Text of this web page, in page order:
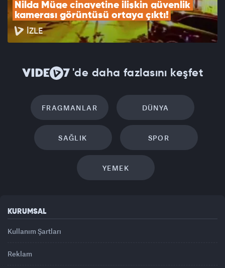
Nilda Müge cinayetine ilişkin güvenlik
kamerası görüntüsü ortaya çıktı!
İZLE
'de daha fazlasını keşfet
FRAGMANLAR DÜNYA
SAĞLIK SPOR
YEMEK
KURUMSAL
Kullanım Şartları
Reklam